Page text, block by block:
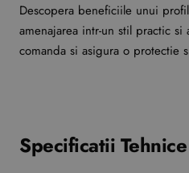
Descopera beneficiile unui
amenajarea intr-un stil practic si
comanda si asigura o protectie
Specificatii Tehnice